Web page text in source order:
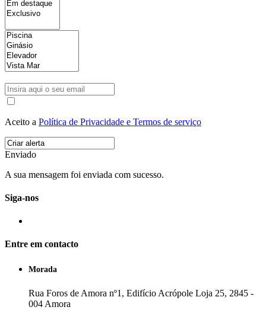
Aceito a Política de Privacidade e Termos de serviço
Enviado
A sua mensagem foi enviada com sucesso.
Siga-nos
Entre em contacto
Morada
Rua Foros de Amora nº1, Edifício Acrópole Loja 25, 2845 -
004 Amora